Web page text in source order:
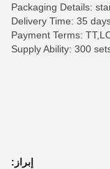
Packaging Details:
Delivery Time: 35
Payment Terms:
Supply Ability: 300
إبراز: